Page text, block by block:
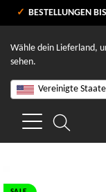
BESTELLUNGEN BIS
Wähle dein Lieferland,
sehen.
Vereinigte